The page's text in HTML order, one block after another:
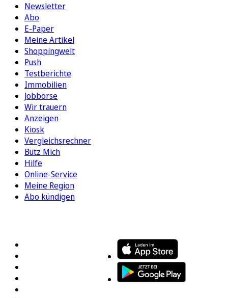
Newsletter
Abo
E-Paper
Meine Artikel
Shoppingwelt
Push
Testberichte
Immobilien
Jobbörse
Wir trauern
Anzeigen
Kiosk
Vergleichsrechner
Bütz Mich
Hilfe
Online-Service
Meine Region
Abo kündigen